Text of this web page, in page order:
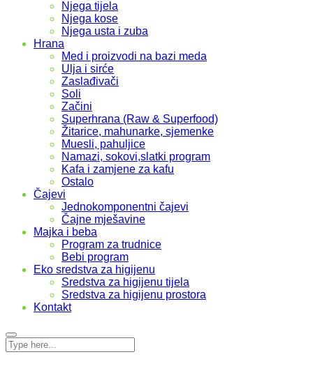
Njega tijela
Njega kose
Njega usta i zuba
Hrana
Med i proizvodi na bazi meda
Ulja i sirće
Zaslađivači
Soli
Začini
Superhrana (Raw & Superfood)
Žitarice, mahunarke, sjemenke
Muesli, pahuljice
Namazi, sokovi,slatki program
Kafa i zamjene za kafu
Ostalo
Čajevi
Jednokomponentni čajevi
Čajne mješavine
Majka i beba
Program za trudnice
Bebi program
Eko sredstva za higijenu
Sredstva za higijenu tijela
Sredstva za higijenu prostora
Kontakt